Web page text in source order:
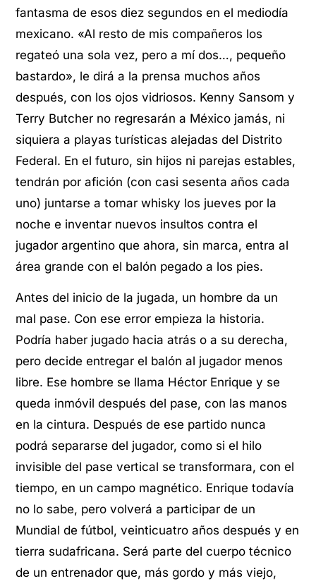
fantasma de esos diez segundos en el mediodía
mexicano. «Al resto de mis compañeros los
regateó una sola vez, pero a mí dos…, pequeño
bastardo», le dirá a la prensa muchos años
después, con los ojos vidriosos. Kenny Sansom y
Terry Butcher no regresarán a México jamás, ni
siquiera a playas turísticas alejadas del Distrito
Federal. En el futuro, sin hijos ni parejas estables,
tendrán por afición (con casi sesenta años cada
uno) juntarse a tomar whisky los jueves por la
noche e inventar nuevos insultos contra el
jugador argentino que ahora, sin marca, entra al
área grande con el balón pegado a los pies.
Antes del inicio de la jugada, un hombre da un
mal pase. Con ese error empieza la historia.
Podría haber jugado hacia atrás o a su derecha,
pero decide entregar el balón al jugador menos
libre. Ese hombre se llama Héctor Enrique y se
queda inmóvil después del pase, con las manos
en la cintura. Después de ese partido nunca
podrá separarse del jugador, como si el hilo
invisible del pase vertical se transformara, con el
tiempo, en un campo magnético. Enrique todavía
no lo sabe, pero volverá a participar de un
Mundial de fútbol, veinticuatro años después y en
tierra sudafricana. Será parte del cuerpo técnico
de un entrenador que, más gordo y más viejo,